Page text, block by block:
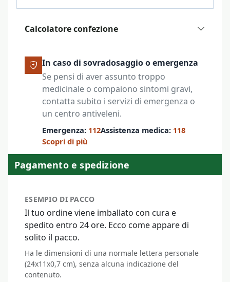
Calcolatore confezione
In caso di sovradosaggio o emergenza
Se pensi di aver assunto troppo
medicinale o compaiono sintomi gravi,
contatta subito i servizi di emergenza o
un centro antiveleni.
Emergenza: 112Assistenza medica: 118
Scopri di più
Pagamento e spedizione
ESEMPIO DI PACCO
Il tuo ordine viene imballato con cura e
spedito entro 24 ore. Ecco come appare di
solito il pacco.
Ha le dimensioni di una normale lettera personale
(24x11x0,7 cm), senza alcuna indicazione del
contenuto.